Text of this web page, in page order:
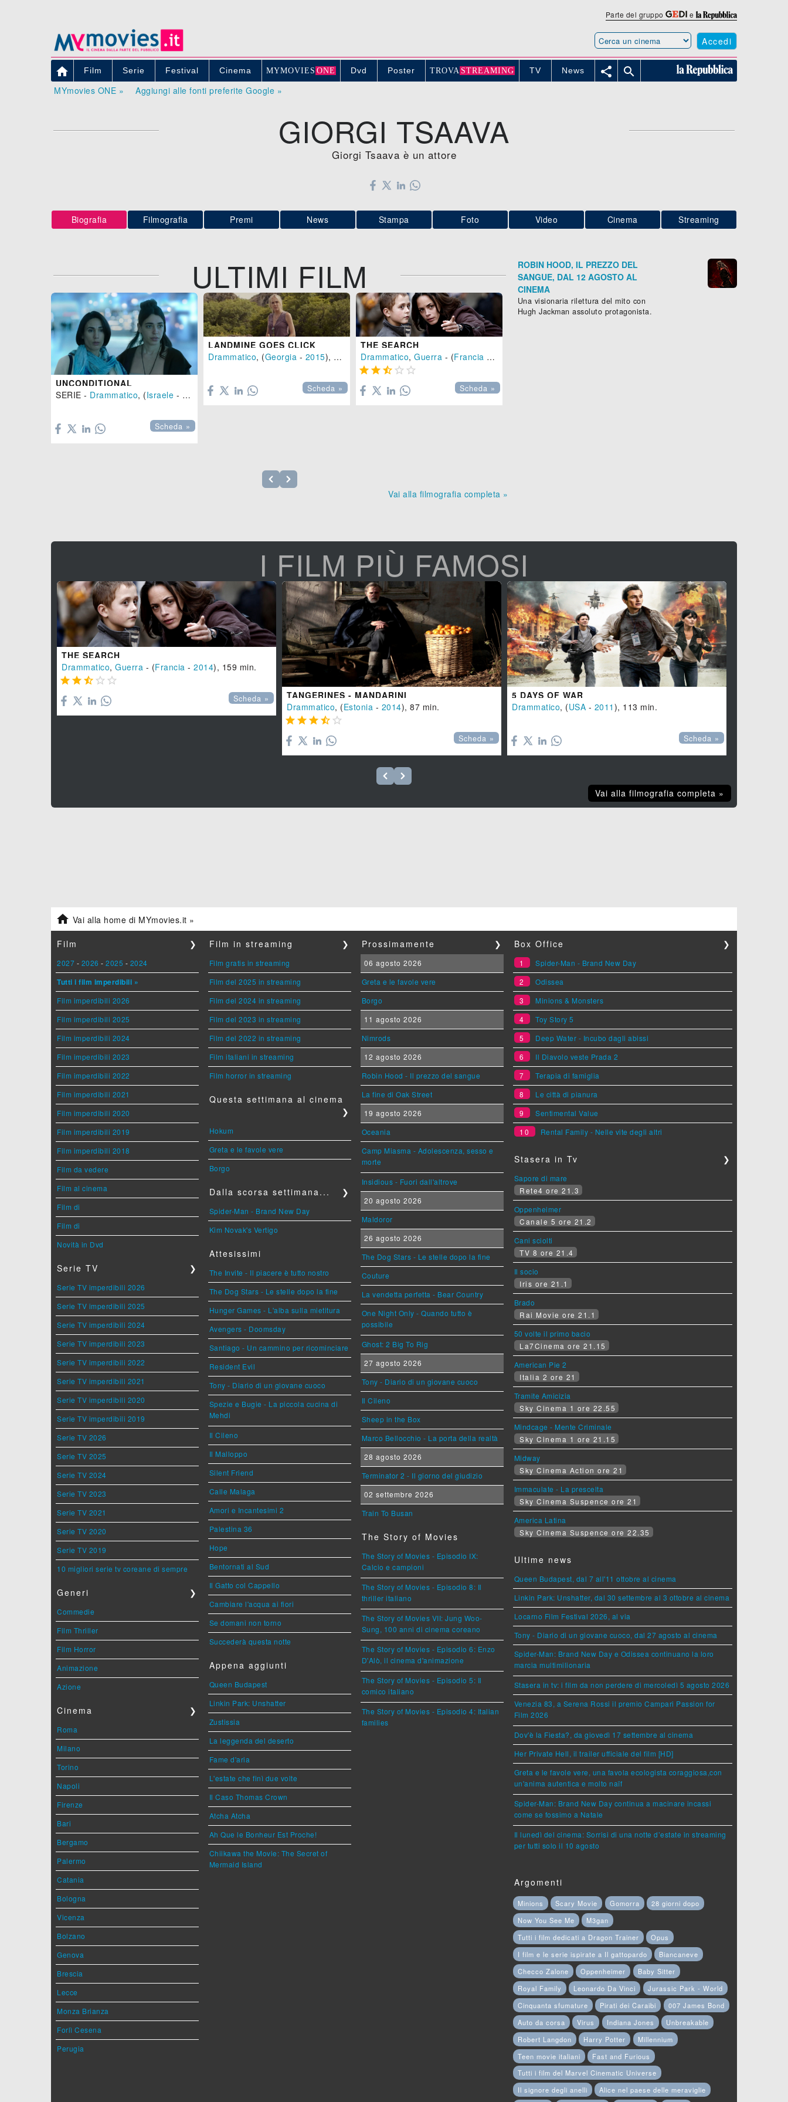
Parte del gruppo e
Accedi
 Film Serie Festival Cinema MYMOVIE S ONE Dvd Poster TROVA STREAMING TV News  
MYmovies ONE » Aggiungi alle fonti preferite Google »
GIORGI TSAAVA
Giorgi Tsaava è un attore
Biografia Filmografia Premi News Stampa Foto Video Cinema Streaming
ULTIMI FILM
UNCONDITIONAL
SERIE - Drammatico, (Israele - 2026
Scheda »
LANDMINE GOES CLICK
Drammatico, (Georgia - 2015), 110 min.
Scheda »
THE SEARCH
Drammatico, Guerra - (Francia 2014
    
Scheda »
Vai alla filmografia completa »
ROBIN HOOD, IL PREZZO DEL
SANGUE, DAL 12 AGOSTO AL
CINEMA
Una visionaria rilettura del mito con
Hugh Jackman assoluto protagonista.
I FILM PIÙ FAMOSI
THE SEARCH
Drammatico, Guerra - (Francia - 2014), 159 min.
    
Scheda »
TANGERINES - MANDARINI
Drammatico, (Estonia - 2014), 87 min.
    
Scheda »
5 DAYS OF WAR
Drammatico, (USA - 2011 ), 113 min.
Scheda »
Vai alla filmografia completa »
 Vai alla home di MYmovies.it »
Film ❯
2027 - 2026 - 2025 - 2024
Tutti i film imperdibili »
Film imperdibili 2026
Film imperdibili 2025
Film imperdibili 2024
Film imperdibili 2023
Film imperdibili 2022
Film imperdibili 2021
Film imperdibili 2020
Film imperdibili 2019
Film imperdibili 2018
Film da vedere
Film al cinema
Film di
Film di
Novità in Dvd
Serie TV ❯
Serie TV imperdibili 2026
Serie TV imperdibili 2025
Serie TV imperdibili 2024
Serie TV imperdibili 2023
Serie TV imperdibili 2022
Serie TV imperdibili 2021
Serie TV imperdibili 2020
Serie TV imperdibili 2019
Serie TV 2026
Serie TV 2025
Serie TV 2024
Serie TV 2023
Serie TV 2021
Serie TV 2020
Serie TV 2019
10 migliori serie tv coreane di sempre
Generi ❯
Commedie
Film Thriller
Film Horror
Animazione
Azione
Cinema ❯
Roma
Milano
Torino
Napoli
Firenze
Bari
Bergamo
Palermo
Catania
Bologna
Vicenza
Bolzano
Genova
Brescia
Lecce
Monza Brianza
Forlì Cesena
Perugia
Film in streaming ❯
Film gratis in streaming
Film del 2025 in streaming
Film del 2024 in streaming
Film del 2023 in streaming
Film del 2022 in streaming
Film italiani in streaming
Film horror in streaming
Questa settimana al cinema
❯
Hokum
Greta e le favole vere
Borgo
Dalla scorsa settimana... ❯
Spider-Man - Brand New Day
Kim Novak's Vertigo
Attesissimi
The Invite - Il piacere è tutto nostro
The Dog Stars - Le stelle dopo la fine
Hunger Games - L'alba sulla mietitura
Avengers - Doomsday
Santiago - Un cammino per ricominciare
Resident Evil
Tony - Diario di un giovane cuoco
Spezie e Bugie - La piccola cucina di
Mehdi
Il Cileno
Il Malloppo
Silent Friend
Calle Malaga
Amori e Incantesimi 2
Palestina 36
Hope
Bentornati al Sud
Il Gatto col Cappello
Cambiare l'acqua ai fiori
Se domani non torno
Succederà questa notte
Appena aggiunti
Queen Budapest
Linkin Park: Unshatter
Zustissia
La leggenda del deserto
Fame d'aria
L'estate che finì due volte
Il Caso Thomas Crown
Atcha Atcha
Ah Que le Bonheur Est Proche!
Chiikawa the Movie: The Secret of
Mermaid Island
Prossimamente ❯
06 agosto 2026
Greta e le favole vere
Borgo
11 agosto 2026
Nimrods
12 agosto 2026
Robin Hood - Il prezzo del sangue
La fine di Oak Street
19 agosto 2026
Oceania
Camp Miasma - Adolescenza, sesso e
morte
Insidious - Fuori dall'altrove
20 agosto 2026
Maldoror
26 agosto 2026
The Dog Stars - Le stelle dopo la fine
Couture
La vendetta perfetta - Bear Country
One Night Only - Quando tutto è
possibile
Ghost: 2 Big To Rig
27 agosto 2026
Tony - Diario di un giovane cuoco
Il Cileno
Sheep in the Box
Marco Bellocchio - La porta della realtà
28 agosto 2026
Terminator 2 - Il giorno del giudizio
02 settembre 2026
Train To Busan
The Story of Movies
The Story of Movies - Episodio IX:
Calcio e campioni
The Story of Movies - Episodio 8: Il
thriller italiano
The Story of Movies VII: Jung Woo-
Sung, 100 anni di cinema coreano
The Story of Movies - Episodio 6: Enzo
D'Alò, il cinema d'animazione
The Story of Movies - Episodio 5: Il
comico italiano
The Story of Movies - Episodio 4: Italian
families
Box Office ❯
1
Spider-Man - Brand New Day
2
Odissea
3
Minions & Monsters
4
Toy Story 5
5
Deep Water - Incubo dagli abissi
6
Il Diavolo veste Prada 2
7
Terapia di famiglia
8
Le città di pianura
9
Sentimental Value
10
Rental Family - Nelle vite degli altri
Stasera in Tv ❯
Sapore di mare
Rete4 ore 21.3
Oppenheimer
Canale 5 ore 21.2
Cani sciolti
TV 8 ore 21.4
Il socio
Iris ore 21.1
Brado
Rai Movie ore 21.1
50 volte il primo bacio
La7Cinema ore 21.15
American Pie 2
Italia 2 ore 21
Tramite Amicizia
Sky Cinema 1 ore 22.55
Mindcage - Mente Criminale
Sky Cinema 1 ore 21.15
Midway
Sky Cinema Action ore 21
Immaculate - La prescelta
Sky Cinema Suspence ore 21
America Latina
Sky Cinema Suspence ore 22.35
Ultime news
Queen Budapest, dal 7 all'11 ottobre al cinema
Linkin Park: Unshatter, dal 30 settembre al 3 ottobre al cinema
Locarno Film Festival 2026, al via
Tony - Diario di un giovane cuoco, dal 27 agosto al cinema
Spider-Man: Brand New Day e Odissea continuano la loro
marcia multimilionaria
Stasera in tv: i film da non perdere di mercoledì 5 agosto 2026
Venezia 83, a Serena Rossi il premio Campari Passion for
Film 2026
Dov'è la Fiesta?, da giovedì 17 settembre al cinema
Her Private Hell, il trailer ufficiale del film [HD]
Greta e le favole vere, una favola ecologista coraggiosa,con
un'anima autentica e molto naïf
Spider-Man: Brand New Day continua a macinare incassi
come se fossimo a Natale
Il lunedì del cinema: Sorrisi di una notte d’estate in streaming
per tutti solo il 10 agosto
Argomenti
Minions Scary Movie Gomorra
28 giorni dopo
Now You See Me
M3gan
Tutti i film dedicati a Dragon Trainer
Opus
I film e le serie ispirate a Il gattopardo
Biancaneve
Checco Zalone
Oppenheimer
Baby Sitter
Royal Family
Leonardo Da Vinci
Jurassic Park - World
Cinquanta sfumature
Pirati dei Caraibi
007 James Bond
Auto da corsa
Virus Indiana Jones
Unbreakable
Robert Langdon
Harry Potter
Millennium
Teen movie italiani
Fast and Furious
Tutti i film del Marvel Cinematic Universe
Il signore degli anelli
Alice nel paese delle meraviglie